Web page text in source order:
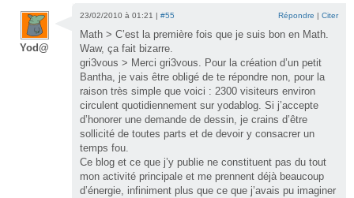
Yod@
23/02/2010 à 01:21 | #55 Répondre | Citer
Math > C’est la première fois que je suis bon en Math.
Waw, ça fait bizarre.
gri3vous > Merci gri3vous. Pour la création d’un petit
Bantha, je vais être obligé de te répondre non, pour la
raison très simple que voici : 2300 visiteurs environ
circulent quotidiennement sur yodablog. Si j’accepte
d’honorer une demande de dessin, je crains d’être
sollicité de toutes parts et de devoir y consacrer un
temps fou.
Ce blog et ce que j’y publie ne constituent pas du tout
mon activité principale et me prennent déjà beaucoup
d’énergie, infiniment plus que ce que j’avais pu imaginer